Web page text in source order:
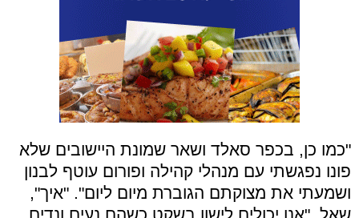
"כמו כן, בכפר סאלד ושאר שמונת היישובים שלא
פונו נפגשתי עם מנהלי קהילה ופורום עוטף לבנון
ושמעתי את מצוקתם הגוברת מיום ליום". "איך",
שאל, "אנו יכולים לישון בשקט כשהם נעים ונדים